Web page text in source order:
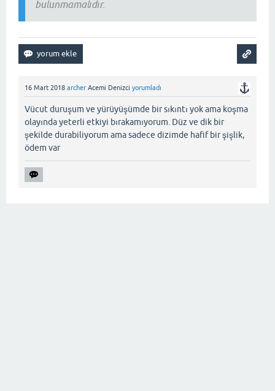
bulunmamalıdır.
16 Mart 2018 archer Acemi Denizci yorumladı
Vücut duruşum ve yürüyüşümde bir sıkıntı yok ama koşma
olayında yeterli etkiyi bırakamıyorum. Düz ve dik bir
şekilde durabiliyorum ama sadece dizimde hafif bir şişlik,
ödem var